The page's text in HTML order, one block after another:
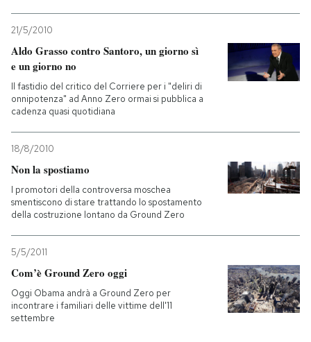
21/5/2010
Aldo Grasso contro Santoro, un giorno sì
e un giorno no
Il fastidio del critico del Corriere per i "deliri di
onnipotenza" ad Anno Zero ormai si pubblica a
cadenza quasi quotidiana
18/8/2010
Non la spostiamo
I promotori della controversa moschea
smentiscono di stare trattando lo spostamento
della costruzione lontano da Ground Zero
5/5/2011
Com’è Ground Zero oggi
Oggi Obama andrà a Ground Zero per
incontrare i familiari delle vittime dell'11
settembre